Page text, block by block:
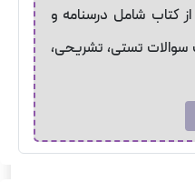
کتاب شامل درسنامه و
سوالات تستی، تشریحی،